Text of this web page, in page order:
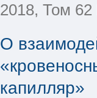
2018, Том
О
капилляр»